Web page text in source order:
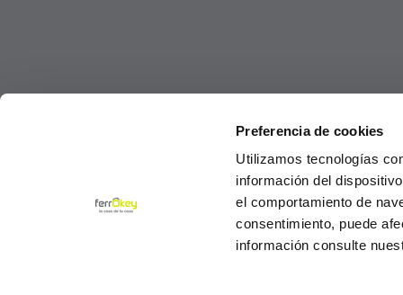
Preferencia de cookies
Utilizamos tecnologías
información del
el comportamiento de
consentimiento, puede
información consulte